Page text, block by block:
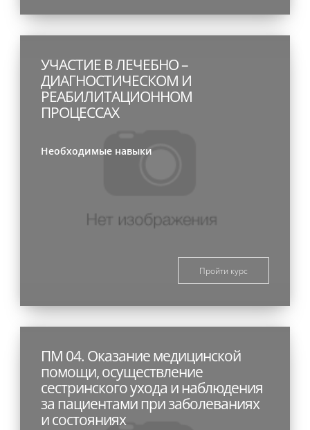
УЧАСТИЕ В ЛЕЧЕБНО –
ДИАГНОСТИЧЕСКОМ И
РЕАБИЛИТАЦИОННОМ
ПРОЦЕССАХ
Необходимые навыки
Пройти курс
ПМ 04. Оказание медицинской
помощи, осуществление
сестринского ухода и наблюдения
за пациентами при заболеваниях
и состояниях